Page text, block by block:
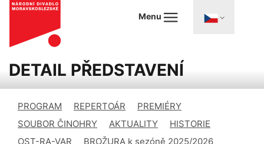
Menu
DETAIL PŘEDSTAVENÍ
PROGRAM REPERTOÁR
PREMIÉRY
SOUBOR ČINOHRY
AKTUALITY
HISTORIE
OST-RA-VAR
BROŽURA k sezóně 2025/2026